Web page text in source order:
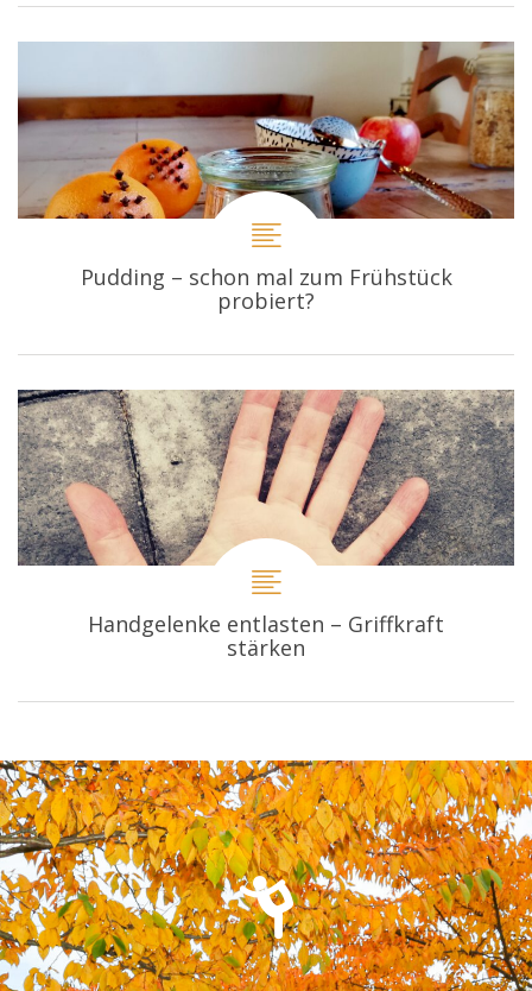
Pudding – schon mal zum Frühstück
probiert?
Handgelenke entlasten – Griffkraft
stärken